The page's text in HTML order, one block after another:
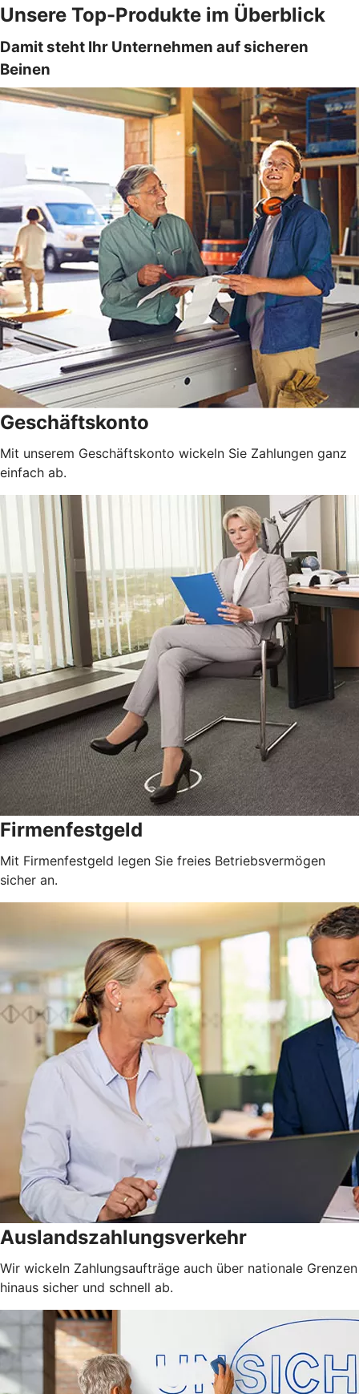
Unsere Top-Produkte im Überblick
Damit steht Ihr Unternehmen auf sicheren
Beinen
Geschäftskonto
Mit unserem Geschäftskonto wickeln Sie Zahlungen ganz
einfach ab.
Firmenfestgeld
Mit Firmenfestgeld legen Sie freies Betriebsvermögen
sicher an.
Auslandszahlungsverkehr
Wir wickeln Zahlungsaufträge auch über nationale Grenzen
hinaus sicher und schnell ab.